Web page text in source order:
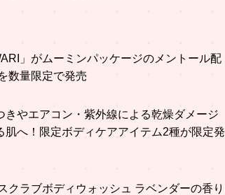
」がムーミンパッケージのメントール配
数量限定で発売
きやエアコン・紫外線による乾燥ダメージ
肌へ！限定ボディケアアイテム2種が限定発
クラブボディウォッシュ ラベンダーの香り